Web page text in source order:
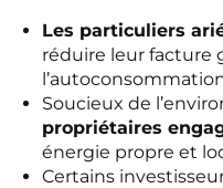
Les particuliers
réduire leur facture
Soucieux de
propriétaires
énergie propre et
Certains